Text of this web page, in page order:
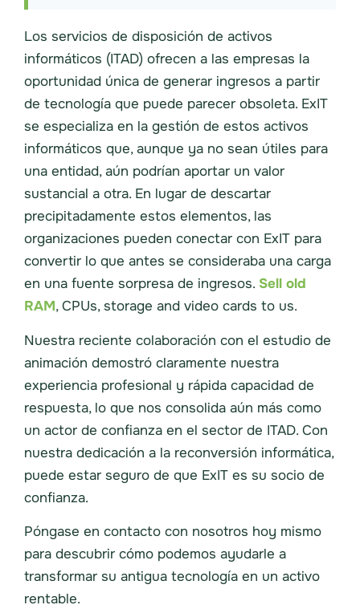
Los servicios de disposición de activos
informáticos (ITAD) ofrecen a las empresas la
oportunidad única de generar ingresos a partir
de tecnología que puede parecer obsoleta. ExIT
se especializa en la gestión de estos activos
informáticos que, aunque ya no sean útiles para
una entidad, aún podrían aportar un valor
sustancial a otra. En lugar de descartar
precipitadamente estos elementos, las
organizaciones pueden conectar con ExIT para
convertir lo que antes se consideraba una carga
en una fuente sorpresa de ingresos. Sell old
RAM, CPUs, storage and video cards to us.
Nuestra reciente colaboración con el estudio de
animación demostró claramente nuestra
experiencia profesional y rápida capacidad de
respuesta, lo que nos consolida aún más como
un actor de confianza en el sector de ITAD. Con
nuestra dedicación a la reconversión informática,
puede estar seguro de que ExIT es su socio de
confianza.
Póngase en contacto con nosotros hoy mismo
para descubrir cómo podemos ayudarle a
transformar su antigua tecnología en un activo
rentable.